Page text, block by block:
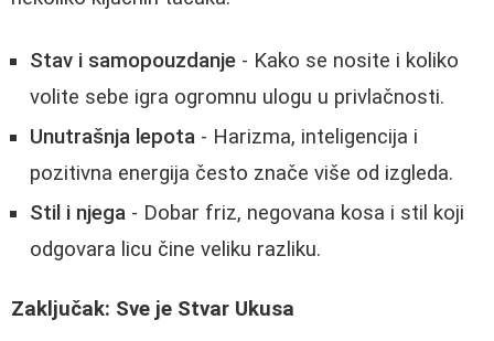
Stav i samopouzdanje - Kako se nosite i koliko
volite sebe igra ogromnu ulogu u privlačnosti.
Unutrašnja lepota - Harizma, inteligencija i
pozitivna energija često znače više od izgleda.
Stil i njega - Dobar friz, negovana kosa i stil koji
odgovara licu čine veliku razliku.
Zaključak: Sve je Stvar Ukusa